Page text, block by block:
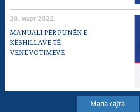
28. март 2022.
MANUALI PËR PUNËN E
KËSHILLAVE TË
VENDVOTIMEVE
Мапа сајта